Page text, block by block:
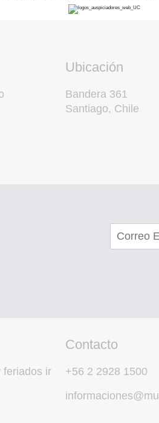
Ubicación
Bandera 361
Santiago, Chile
feriados ir
Contacto
+56 2 2928 1500